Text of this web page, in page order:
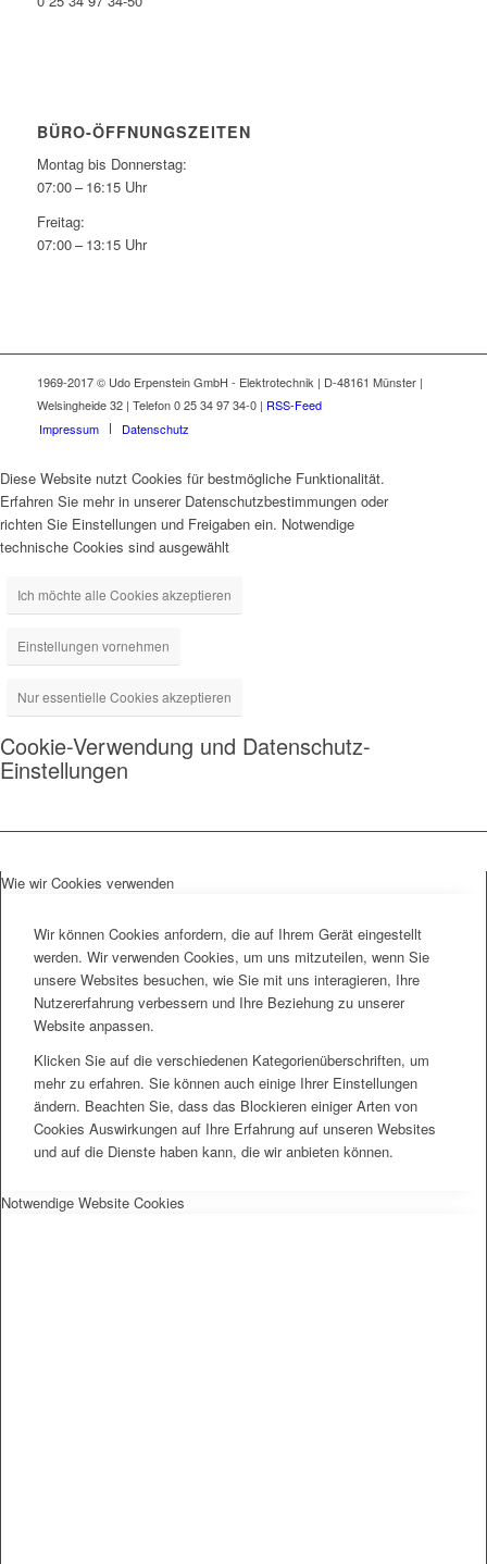
BÜRO-ÖFFNUNGSZEITEN
Montag bis Donnerstag:
07:00 – 16:15 Uhr
Freitag:
07:00 – 13:15 Uhr
1969-2017 © Udo Erpenstein GmbH - Elektrotechnik | D-48161 Münster |
Welsingheide 32 | Telefon 0 25 34 97 34-0 | RSS-Feed
Impressum
Datenschutz
Diese Website nutzt Cookies für bestmögliche Funktionalität.
Erfahren Sie mehr in unserer Datenschutzbestimmungen oder
richten Sie Einstellungen und Freigaben ein. Notwendige
technische Cookies sind ausgewählt
Ich möchte alle Cookies akzeptieren
Einstellungen vornehmen
Nur essentielle Cookies akzeptieren
Cookie-Verwendung und Datenschutz-
Einstellungen
Wie wir Cookies verwenden
Wir können Cookies anfordern, die auf Ihrem Gerät eingestellt
werden. Wir verwenden Cookies, um uns mitzuteilen, wenn Sie
unsere Websites besuchen, wie Sie mit uns interagieren, Ihre
Nutzererfahrung verbessern und Ihre Beziehung zu unserer
Website anpassen.
Klicken Sie auf die verschiedenen Kategorienüberschriften, um
mehr zu erfahren. Sie können auch einige Ihrer Einstellungen
ändern. Beachten Sie, dass das Blockieren einiger Arten von
Cookies Auswirkungen auf Ihre Erfahrung auf unseren Websites
und auf die Dienste haben kann, die wir anbieten können.
Notwendige Website Cookies